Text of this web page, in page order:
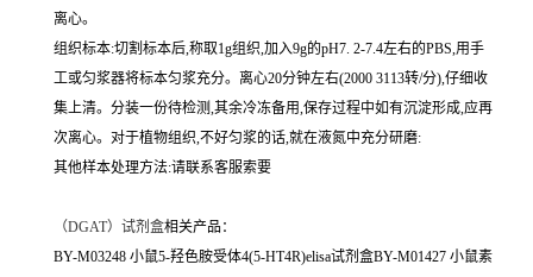
离心。
组织标本:切割标本后,称取1g组织,加入9g的pH7. 2-7.4左右的PBS,用手
工或匀浆器将标本匀浆充分。离心20分钟左右(2000 3113转/分),仔细收
集上清。分装一份待检测,其余冷冻备用,保存过程中如有沉淀形成,应再
次离心。对于植物组织,不好匀浆的话,就在液氮中充分研磨:
其他样本处理方法:请联系客服索要
（DGAT）试剂盒相关产品：
BY-M03248 小鼠5-羟色胺受体4(5-HT4R)elisa试剂盒BY-M01427 小鼠素